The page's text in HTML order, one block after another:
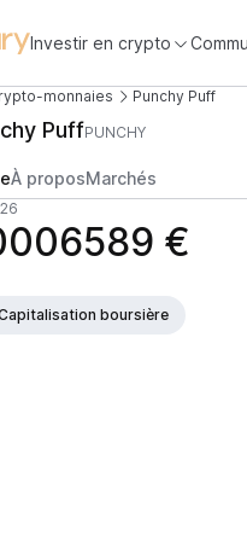
Investir en crypto
monnaies Punchy Puff
PuffPUNCHY
À proposMarchés
€
boursière